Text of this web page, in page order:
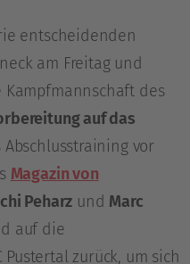
entscheidenden
am Freitag und
des
auf das
vor
Magazin von
Peharz und Marc
auf die
zurück, um sich